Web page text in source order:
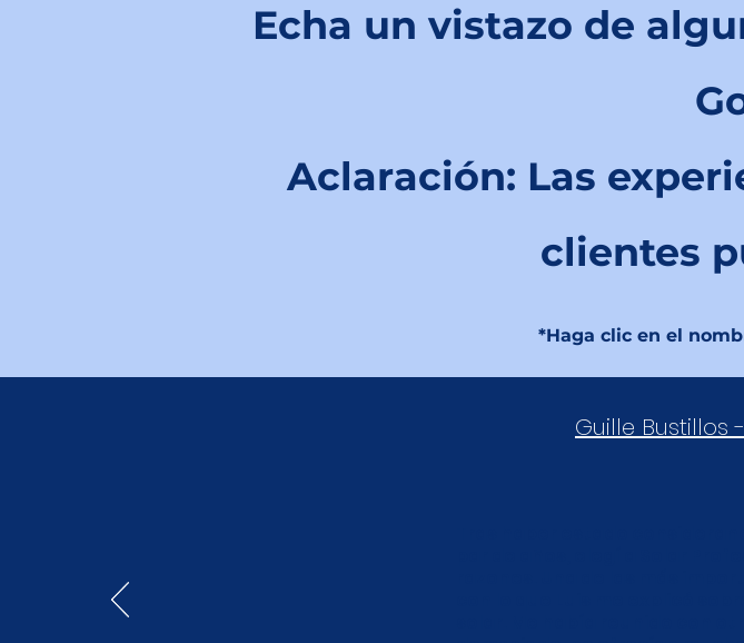
Echa un vistazo de
Aclaración: Las
clientes
*Haga clic en el
Guille Bustillos